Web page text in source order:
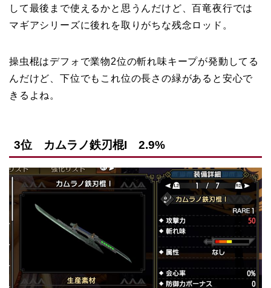
して最後まで使えるかと思うんだけど、百竜夜行では
マギアシリーズに後れを取りがちな残念ロッド。
操虫棍はデフォで業物2位の斬れ味キープが発動してる
んだけど、下位でもこれ位の長さの緑があると安心で
きるよね。
3位 カムラノ鉄刃棍I 2.9%